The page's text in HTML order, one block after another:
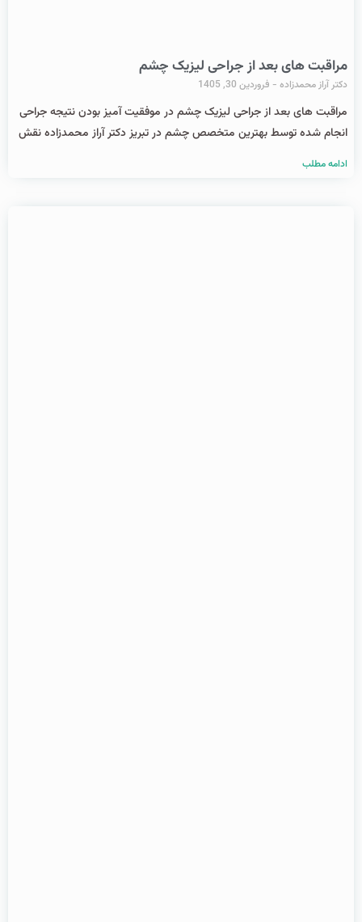
مراقبت های بعد از جراحی لیزیک چشم
دکتر آراز محمدزاده فروردین 30, 1405
مراقبت های بعد از جراحی لیزیک چشم در موفقیت آمیز بودن نتیجه جراحی
انجام شده توسط بهترین متخصص چشم در تبریز دکتر آراز محمدزاده نقش
ادامه مطلب